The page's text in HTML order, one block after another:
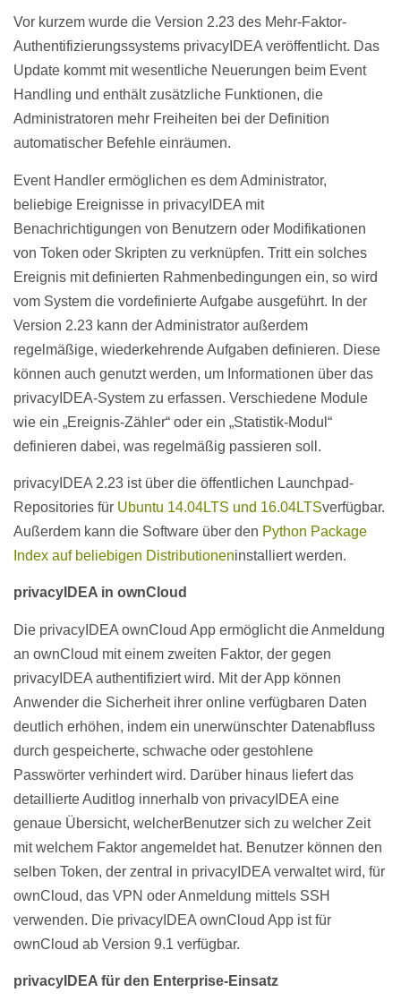
Vor kurzem wurde die Version 2.23 des Mehr-Faktor-
Authentifizierungssystems privacyIDEA veröffentlicht. Das
Update kommt mit wesentliche Neuerungen beim Event
Handling und enthält zusätzliche Funktionen, die
Administratoren mehr Freiheiten bei der Definition
automatischer Befehle einräumen.
Event Handler ermöglichen es dem Administrator,
beliebige Ereignisse in privacyIDEA mit
Benachrichtigungen von Benutzern oder Modifikationen
von Token oder Skripten zu verknüpfen. Tritt ein solches
Ereignis mit definierten Rahmenbedingungen ein, so wird
vom System die vordefinierte Aufgabe ausgeführt. In der
Version 2.23 kann der Administrator außerdem
regelmäßige, wiederkehrende Aufgaben definieren. Diese
können auch genutzt werden, um Informationen über das
privacyIDEA-System zu erfassen. Verschiedene Module
wie ein „Ereignis-Zähler“ oder ein „Statistik-Modul“
definieren dabei, was regelmäßig passieren soll.
privacyIDEA 2.23 ist über die öffentlichen Launchpad-
Repositories für Ubuntu 14.04LTS und 16.04LTSverfügbar.
Außerdem kann die Software über den Python Package
Index auf beliebigen Distributioneninstalliert werden.
privacyIDEA in ownCloud
Die privacyIDEA ownCloud App ermöglicht die Anmeldung
an ownCloud mit einem zweiten Faktor, der gegen
privacyIDEA authentifiziert wird. Mit der App können
Anwender die Sicherheit ihrer online verfügbaren Daten
deutlich erhöhen, indem ein unerwünschter Datenabfluss
durch gespeicherte, schwache oder gestohlene
Passwörter verhindert wird. Darüber hinaus liefert das
detaillierte Auditlog innerhalb von privacyIDEA eine
genaue Übersicht, welcherBenutzer sich zu welcher Zeit
mit welchem Faktor angemeldet hat. Benutzer können den
selben Token, der zentral in privacyIDEA verwaltet wird, für
ownCloud, das VPN oder Anmeldung mittels SSH
verwenden. Die privacyIDEA ownCloud App ist für
ownCloud ab Version 9.1 verfügbar.
privacyIDEA für den Enterprise-Einsatz